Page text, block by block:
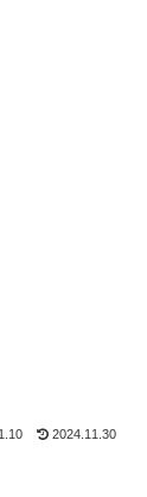
2024.11.30